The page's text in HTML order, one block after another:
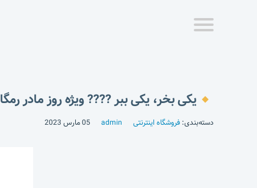
یکی بخر، یکی ببر ???? ویژه روز مادر رمگا
دسته‌بندی: فروشگاه اینترنتی admin 05 مارس 2023